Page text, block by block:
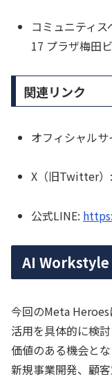
コミュニティ
17 プラザ梅田
関連リンク
オフィシャルサ
X（旧Twitter）:
公式LINE:
AI Workstyle
今回のMeta
活用を具体的に検
価値のある機会と
新規事業開発、顧